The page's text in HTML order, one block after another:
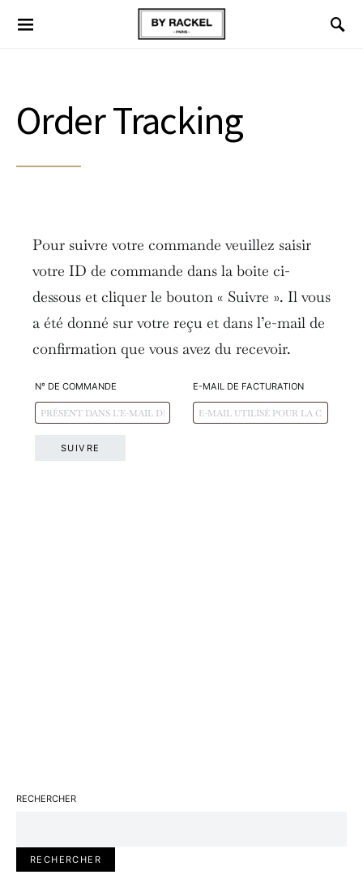
Order Tracking
Pour suivre votre commande veuillez saisir
votre ID de commande dans la boite ci-
dessous et cliquer le bouton « Suivre ». Il vous
a été donné sur votre reçu et dans l’e-mail de
confirmation que vous avez du recevoir.
N° DE COMMANDE E-MAIL DE FACTURATION
SUIVRE
RECHERCHER
RECHERCHER